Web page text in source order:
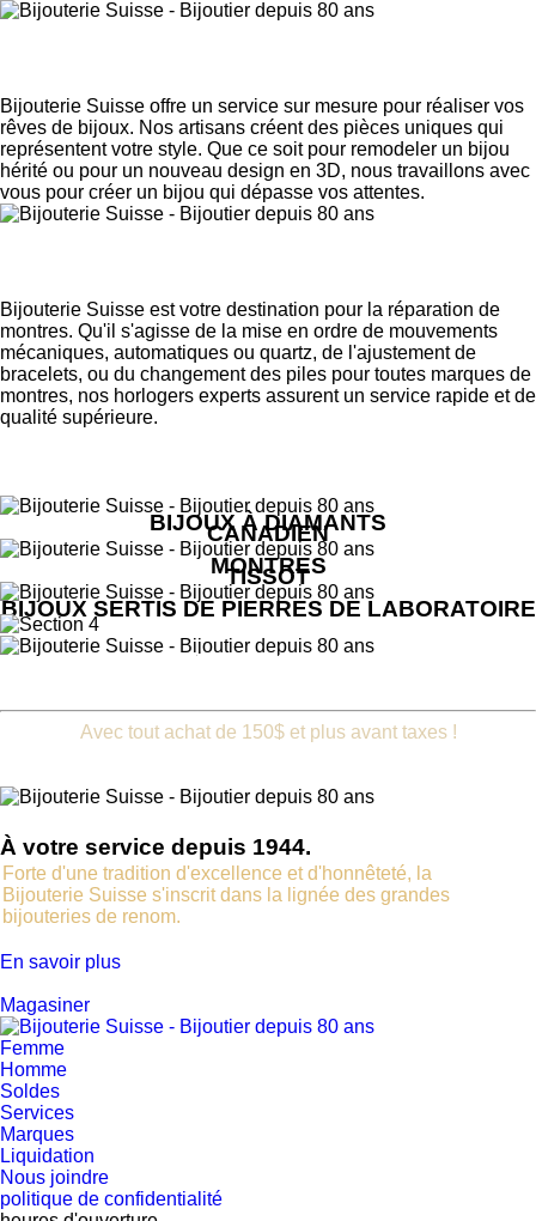
Bijouterie Suisse offre un service sur mesure pour réaliser vos
rêves de bijoux. Nos artisans créent des pièces uniques qui
représentent votre style. Que ce soit pour remodeler un bijou
hérité ou pour un nouveau design en 3D, nous travaillons avec
vous pour créer un bijou qui dépasse vos attentes.
Bijouterie Suisse est votre destination pour la réparation de
montres. Qu'il s'agisse de la mise en ordre de mouvements
mécaniques, automatiques ou quartz, de l'ajustement de
bracelets, ou du changement des piles pour toutes marques de
montres, nos horlogers experts assurent un service rapide et de
qualité supérieure.
BIJOUX À DIAMANTS
CANADIEN
MONTRES
TISSOT
BIJOUX SERTIS DE PIERRES DE LABORATOIRE
LIVRAISON GRATUITE,
Avec tout achat de 150$ et plus avant taxes !
À votre service depuis 1944.
Forte d'une tradition d'excellence et d'honnêteté, la
Bijouterie Suisse s'inscrit dans la lignée des grandes
bijouteries de renom.
En savoir plus
Magasiner
Femme
Homme
Soldes
Services
Marques
Liquidation
Nous joindre
politique de confidentialité